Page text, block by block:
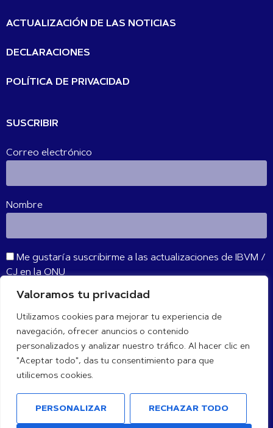
Valoramos tu privacidad
Utilizamos cookies para mejorar tu experiencia de
navegación, ofrecer anuncios o contenido
personalizados y analizar nuestro tráfico. Al hacer clic en
"Aceptar todo", das tu consentimiento para que
utilicemos cookies.
PERSONALIZAR RECHAZAR TODO
ACTUALIZACIÓN DE LAS NOTICIAS
DECLARACIONES
POLÍTICA DE PRIVACIDAD
SUSCRIBIR
Correo electrónico
Nombre
Me gustaría suscribirme a las actualizaciones de IBVM /
CJ en la ONU
SUSCRIBIR
CONÉCTATE CON NOSOTROS